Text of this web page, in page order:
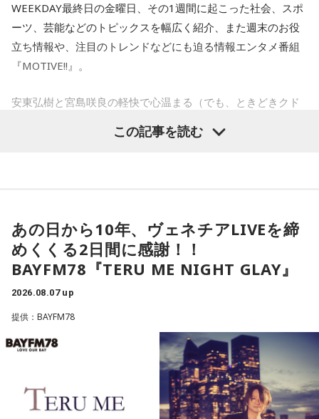
三輪田：（笑）。
寺内：汗ダラダラから、なんかそういう流れにされてる気が
小林：思うつぼだな。
三輪田：当宮の授与品の中に、人気のお守りの「強運(ごうう
ん)御守」というものがあります。強い運と書いて「ごうう
ん」と読むのですが、強（きょう）だとおみくじ等の凶に導
かれてしまう、その為強（きょう）より強い強（ごう）と呼
んでいる。という意味でこの「強」の字になっているんで
す。
寺内：確かに「きょううん」と言われたら「凶運」に聞こえ
ちゃうこともありますね。
1.鹿児島　中島美嘉　/　STARS
2.鳥取　Official髭男dism　/　Pretender
3.熊本　WANIMA　/　ともに
4.群馬　氷室京介　/　SUMMER GAME
火曜の放送を聴く
YAMAMAN presents MUSIC SALAD FROM U-kari STUDIO
1.京都　10-FEET　/　第ゼロ感
2.島根　竹内まりや　/　元気を出して
3.長崎　MISIA　/　アイノカタチ feat. HIDE（GReeeeN）
5.青森　吉幾三　/　俺ら東京さ行ぐだ
水曜の放送を聴く
WEEKDAY最終日の金曜日、その1週間に起こった社会、スポ
ーツ、芸能などのトピックスを幅広く紹介、また週末のお役
立ち情報や、注目のトレンドなどにも迫る情報エンタメ番組
『MOTIVE!!』。
安東弘樹と宮島咲良の軽快で心温まる（でも、ときどきクド
い、、！）トークを交えながら、リスナーの皆さんに考え
る・行動する“キッカケ”をお届けします！
ク！
現在18歳の次世代アーティスト・楽音さんが登場！
活動のルーツや、楽曲制作についてお話伺います。
安東さんとの意外な関係性にも注目！
最新の放送を聴く
この記事を読む
あの日から10年、ヴェネチアLIVEを締
めくくる2日間に感謝！！
BAYFM78『TERU ME NIGHT GLAY』
2026.08.07 up
提供：BAYFM78